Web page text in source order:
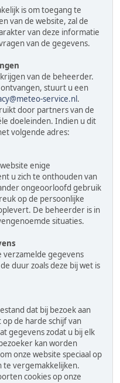
is om toegang te
van de website, zal de
van deze informatie
van de gegevens.
van de beheerder.
stuurt u een
service.nl .
door partners van de
doeleinden. Indien u dit
volgende adres:
enige
u zich te onthouden van
ongeoorloofd gebruik
op de persoonlijke
De beheerder is in
situaties.
gegevens
duur zoals deze bij wet is
dat bij bezoek aan
de harde schijf van
gegevens zodat u bij elk
kan worden
onze website speciaal op
te vergemakkelijken.
cookies op onze